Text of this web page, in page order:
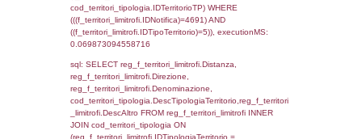
sql: SELECT el_nazioni.DescIT,
FROM f_confini_stato INNER JOIN
f_confini_stato.IDStato = el_nazioni.IDStato
f_confini_stato.IDNotifica = 4691;,
0.0003960132598877
sql: SELECT el_regioni.Regione,
el_comuni.Comune,